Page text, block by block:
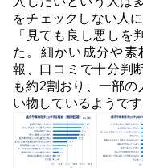
をチェックしない人
「見ても良し悪しを
た。細かい成分や
報、口コミで十分判
も約2割おり、一部
い物しているようです